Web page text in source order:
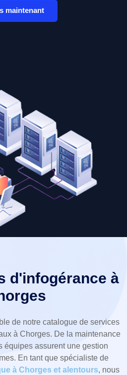
maintenant
d'infogérance à
de notre catalogue de services
à Chorges. De la maintenance
équipes assurent une gestion
En tant que spécialiste de
à Chorges et alentours, nous